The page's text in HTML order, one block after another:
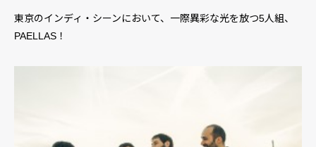
東京のインディ・シーンにおいて、一際異彩な光を放つ5人組、
PAELLAS！